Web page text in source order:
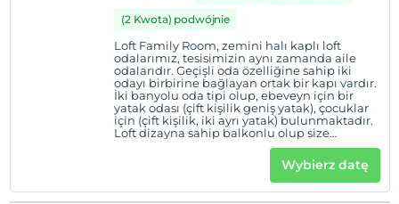
(2 Kwota) podwójnie
Loft Family Room, zemini halı kaplı loft
odalarımız, tesisimizin aynı zamanda aile
odalarıdır. Geçişli oda özelliğine sahip iki
odayı birbirine bağlayan ortak bir kapı vardır.
İki banyolu oda tipi olup, ebeveyn için bir
yatak odası (çift kişilik geniş yatak), çocuklar
için (çift kişilik, iki ayrı yatak) bulunmaktadır.
Loft dizayna sahip balkonlu olup size
panoramik Erciyes manzarası sunar. Merkezi
ısıtma, kablosuz internet (Wİ-Fİ), emanet
kasası, LCD televizyon, mini buzdolabı (şişe
su ücretsiz ) su ısıtıcısı, bornoz, terlik, saç
kurutma makinası, oda servisi (ücretli),
Wybierz datę